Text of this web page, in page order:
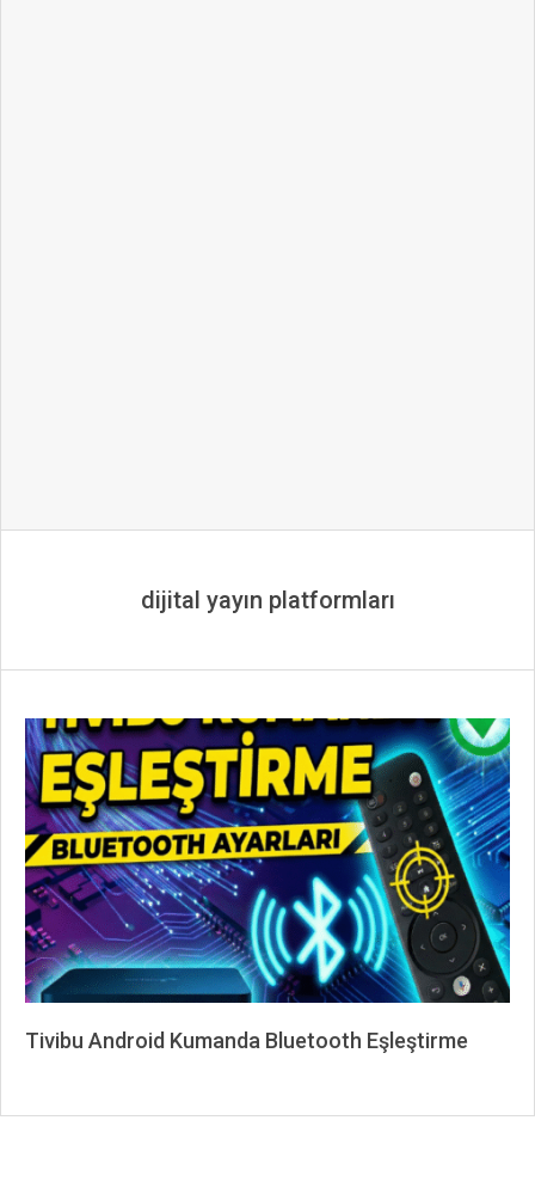
dijital yayın platformları
Tivibu Android Kumanda Bluetooth Eşleştirme